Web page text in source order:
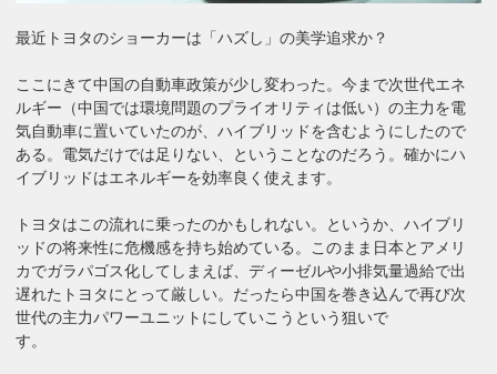
最近トヨタのショーカーは「ハズし」の美学追求か？
ここにきて中国の自動車政策が少し変わった。今まで次世代エネ
ルギー（中国では環境問題のプライオリティは低い）の主力を電
気自動車に置いていたのが、ハイブリッドを含むようにしたので
ある。電気だけでは足りない、ということなのだろう。確かにハ
イブリッドはエネルギーを効率良く使えます。
トヨタはこの流れに乗ったのかもしれない。というか、ハイブリ
ッドの将来性に危機感を持ち始めている。このまま日本とアメリ
カでガラパゴス化してしまえば、ディーゼルや小排気量過給で出
遅れたトヨタにとって厳しい。だったら中国を巻き込んで再び次
世代の主力パワーユニットにしていこうという狙いで
す。